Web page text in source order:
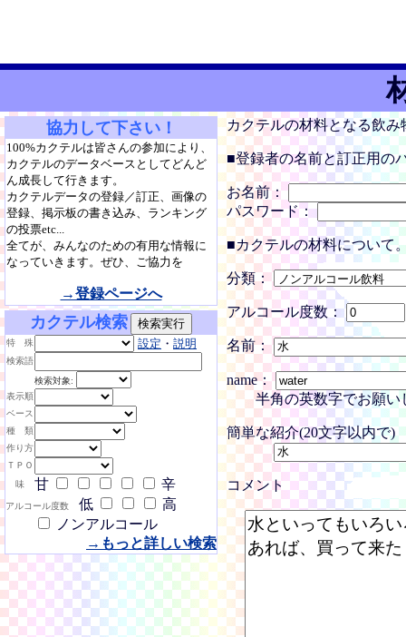
協力して下さい！
100%カクテルは皆さんの参加により、
カクテルのデータベースとしてどんど
ん成長して行きます。
カクテルデータの登録／訂正、画像の
登録、掲示板の書き込み、ランキング
の投票etc...
全てが、みんなのための有用な情報に
なっていきます。ぜひ、ご協力を
→登録ページへ
カクテル検索
特 殊 設定 ・ 説明
検索語
検索対象:
表示順
ベース
種 類
作り方
ＴＰＯ
味
甘 辛
アルコール度数 低
高
ノンアルコール
→もっと詳しい検索
カクテルの材料となる飲
■登録者の名前と訂正用の
お名前：
パスワード：
■カクテルの材料について
分類：
アルコール度数：
名前：
name：
半角の英数字でお願い
簡単な紹介(20文字以内で)
コメント